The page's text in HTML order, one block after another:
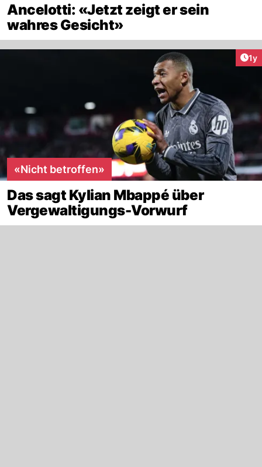
Ancelotti: «Jetzt zeigt er sein
wahres Gesicht»
1y
«Nicht betroffen»
Das sagt Kylian Mbappé über
Vergewaltigungs-Vorwurf